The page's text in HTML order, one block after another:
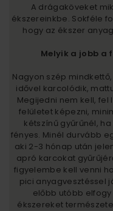
A drágaköveket
ékszereinkbe. Sokféle
hogy az ékszer
Melyik a jobb a
Nagyon szép
idővel karcolódik,
Megijedni nem kell,
felületet képezni,
kétszínű gyűrűnél,
fényes. Minél durvább
aki 2-3 hónap után
apró karcokat
figyelembe kell venni
pici anyagvesztéssel
előbb utóbb
ékszereket